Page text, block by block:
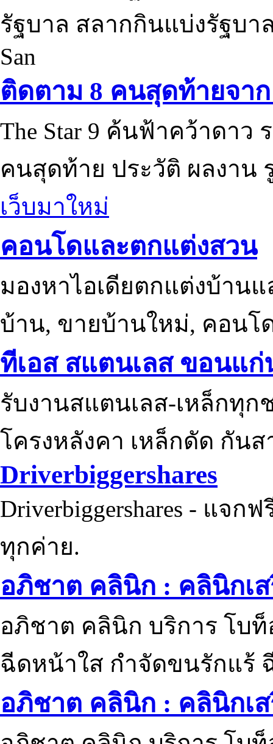
รัฐบาล สลากกินแบ่งรัฐบา
San
ติดตาม 8 คนสุดท้ายจาก
The Star 9 ค้นฟ้าคว้าดาว
คนสุดท้าย ประวัติ ผลงาน
เว็บมาใหม่
คอนโดและตกแต่งสวน
มองหาไอเดียตกแต่งบ้าน
บ้าน, ขายบ้านใหม่, คอนโ
ทีเอส สแตนเลส ขอนแก่
รับงานสแตนเลส-เหล็กทุ
โครงหลังคา เหล็กดัด กัน
Driverbiggershares
Driverbiggershares - แจก
ทุกค่าย.
อภิชาต คลินิก : คลินิกเ
อภิชาต คลินิก บริการ โบ
ฉีดหน้าใส กำจัดขนรักแร้
อภิชาต คลินิก : คลินิกเ